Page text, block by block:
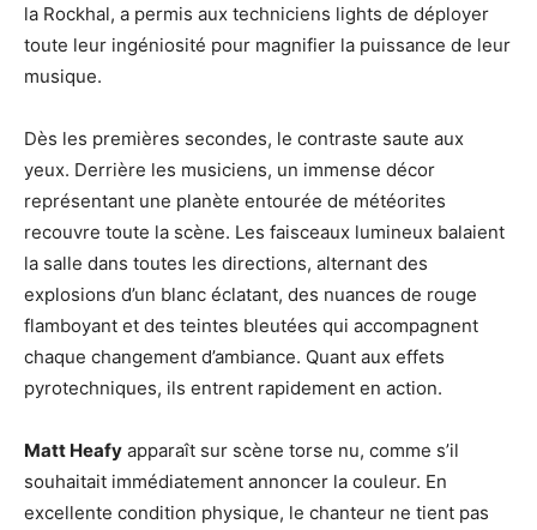
la Rockhal, a permis aux techniciens lights de déployer
toute leur ingéniosité pour magnifier la puissance de leur
musique.
Dès les premières secondes, le contraste saute aux
yeux. Derrière les musiciens, un immense décor
représentant une planète entourée de météorites
recouvre toute la scène. Les faisceaux lumineux balaient
la salle dans toutes les directions, alternant des
explosions d’un blanc éclatant, des nuances de rouge
flamboyant et des teintes bleutées qui accompagnent
chaque changement d’ambiance. Quant aux effets
pyrotechniques, ils entrent rapidement en action.
Matt Heafy apparaît sur scène torse nu, comme s’il
souhaitait immédiatement annoncer la couleur. En
excellente condition physique, le chanteur ne tient pas